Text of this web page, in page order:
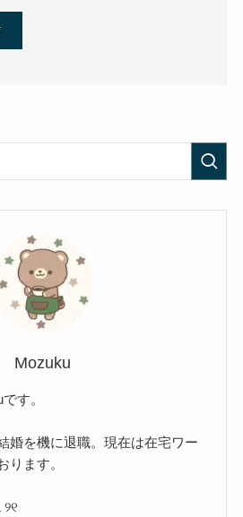
Mozuku
す。
婚を機に退職。現在は在宅ワー
ります。
୨୧